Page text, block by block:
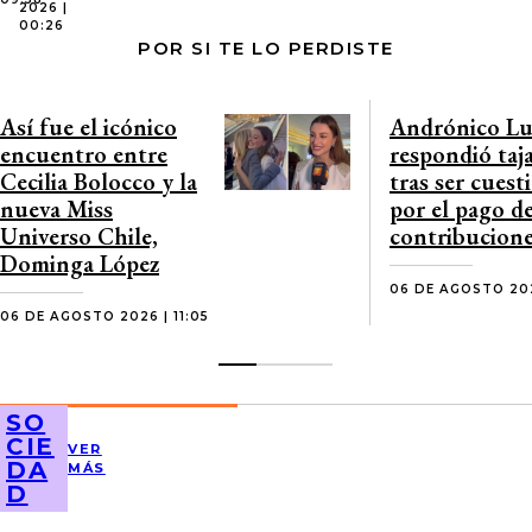
2026 |
00:26
POR SI TE LO PERDISTE
Así fue el icónico
encuentro entre
Cecilia Bolocco y la
nueva Miss
Universo Chile,
Dominga López
06 DE AGOSTO 2026 | 11:05
Andrónico
respondió
tras ser
por el pago
06 DE AGOSTO
SO
CIE
DA
D
VER
MÁS